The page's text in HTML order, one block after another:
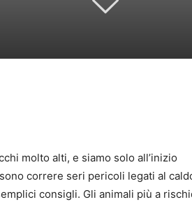
molto alti, e siamo solo all’inizio
correre seri pericoli legati al
consigli. Gli animali più a